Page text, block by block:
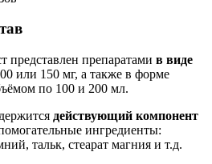
представлен препаратами в виде
или 150 мг, а также в форме
по 100 и 200 мл.
действующий компонент
ингредиенты:
тальк, стеарат магния и т.д.